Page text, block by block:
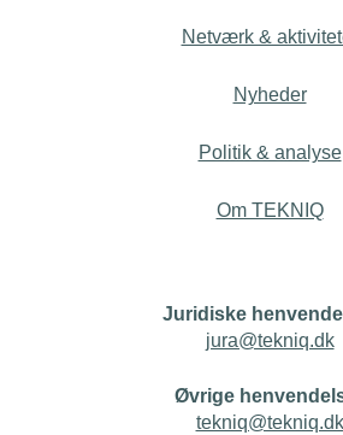
Netværk &
Nyheder
Politik & analyse
Om TEKNIQ
Juridiske
jura@tekniq.dk
Øvrige
tekniq@tekniq.dk